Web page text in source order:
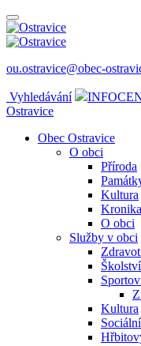
ou.ostravice@obec-
Vyhledávání
Ostravice
Obec Ostravice
O obci
Příroda
Kultura
Kronika
O obci
Služby v obci
Školství
Kultura